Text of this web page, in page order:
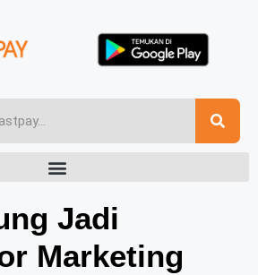
Jadi
Marketing